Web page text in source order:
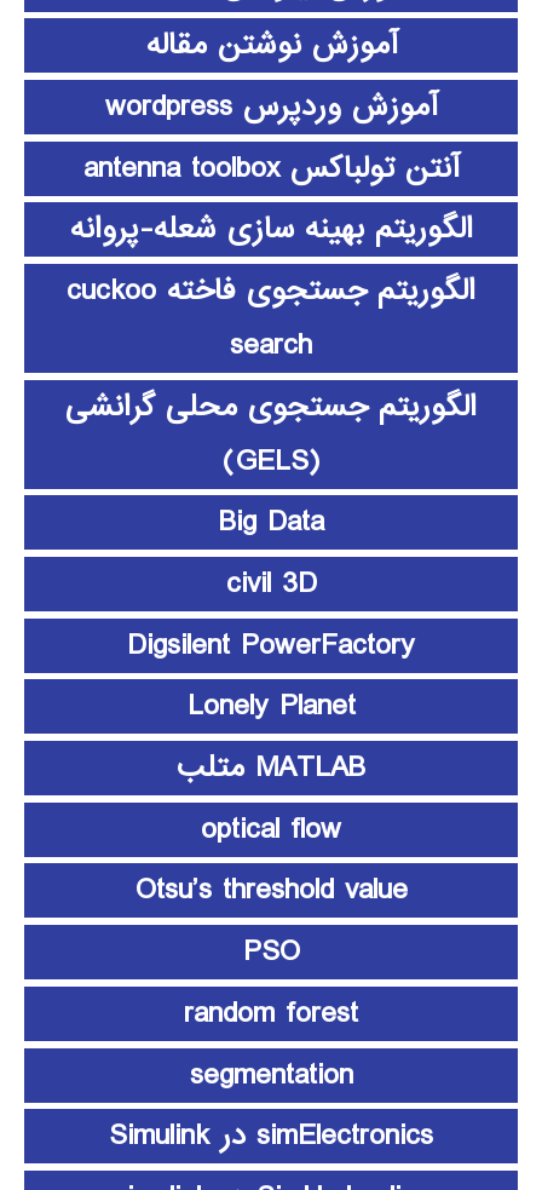
آموزش نوشتن مقاله
آموزش وردپرس wordpress
آنتن تولباکس antenna toolbox
الگوریتم بهینه سازی شعله-پروانه
الگوریتم جستجوی فاخته cuckoo
search
الگوریتم جستجوی محلی گرانشی
(GELS)
Big Data
civil 3D
Digsilent PowerFactory
Lonely Planet
MATLAB متلب
optical flow
Otsu’s threshold value
PSO
random forest
segmentation
simElectronics در Simulink